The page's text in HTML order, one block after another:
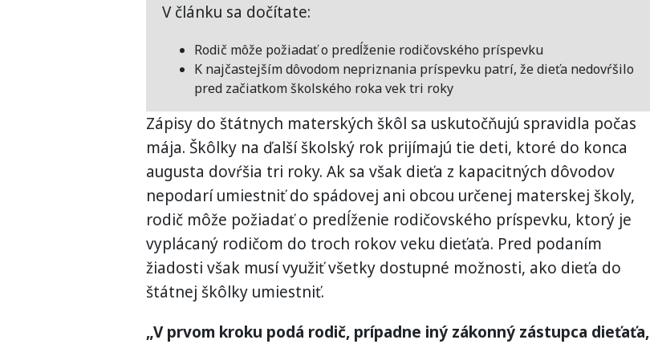
V článku sa dočítate:
Rodič môže požiadať o predĺženie rodičovského príspevku
K najčastejším dôvodom nepriznania príspevku patrí, že dieťa nedovŕšilo
pred začiatkom školského roka vek tri roky
Zápisy do štátnych materských škôl sa uskutočňujú spravidla počas
mája. Škôlky na ďalší školský rok prijímajú tie deti, ktoré do konca
augusta dovŕšia tri roky. Ak sa však dieťa z kapacitných dôvodov
nepodarí umiestniť do spádovej ani obcou určenej materskej školy,
rodič môže požiadať o predĺženie rodičovského príspevku, ktorý je
vyplácaný rodičom do troch rokov veku dieťaťa. Pred podaním
žiadosti však musí využiť všetky dostupné možnosti, ako dieťa do
štátnej škôlky umiestniť.
„V prvom kroku podá rodič, prípadne iný zákonný zástupca dieťaťa,